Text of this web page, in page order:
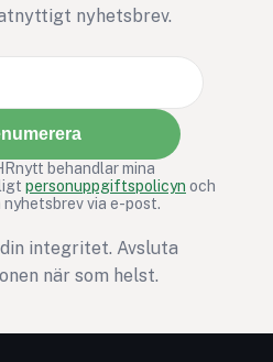
nyhetsbrev.
behandlar mina
personuppgiftspolicyn och
via e-post.
integritet. Avsluta
när som helst.